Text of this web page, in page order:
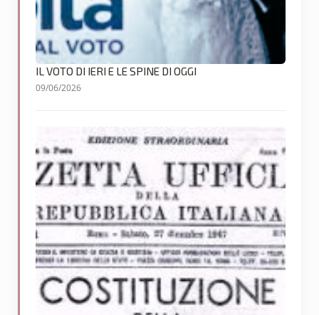
IL VOTO DI IERI E LE SPINE DI OGGI
09/06/2026